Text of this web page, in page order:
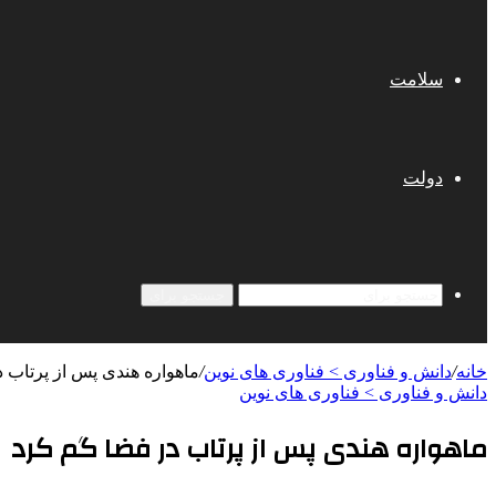
سلامت
دولت
خانه/دانش و فناوری > فناوری های نوین/ماهواره هندی پس از
دانش و فناوری > فناوری های نوین
ماهواره هندی پس از پرتاب در فضا گم کرد